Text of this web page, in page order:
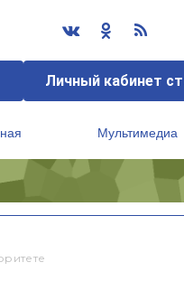
Личный кабинет
Мультимедиа